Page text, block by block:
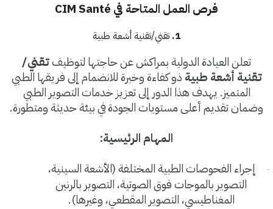
فرص العمل المتاحة في
1. تقني/تقنية أشعة طبية
تعلن العيادة الدولية بمراكش عن حاجتها لتوظيفتقني/
تقنية أشعة طبية ذو كفاءة وخبرة للانضمام إلى فريقها الطبي
المتميز. يهدف هذا الدور إلى تعزيز خدمات التصوير الطبي
وضمان تقديم أعلى مستويات الجودة في بيئة حديثة ومتطورة.
المهام الرئيسية:
·
إجراء الفحوصات الطبية المختلفة (الأشعة السينية،
التصوير بالموجات فوق الصوتية، التصوير بالرنين
المغناطيسي، التصوير المقطعي، وغيرها).